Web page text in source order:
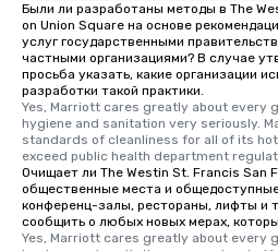
Были ли разработаны методы в The
on Union Square на основе
услуг государственными
частными организациями? В случае
просьба указать, какие организации
разработки такой практики.
Yes, Marriott cares greatly about every
hygiene and sanitation very seriously.
standards of cleanliness for all of its
exceed public health department
Очищает ли The Westin St. Francis San
общественные места и
конференц-залы, рестораны, лифты и
сообщить о любых новых мерах,
Yes, Marriott cares greatly about every